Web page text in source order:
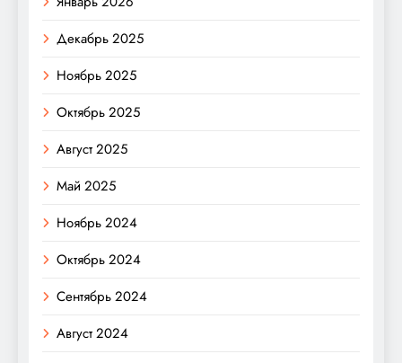
Декабрь 2025
Ноябрь 2025
Октябрь 2025
Август 2025
Май 2025
Ноябрь 2024
Октябрь 2024
Сентябрь 2024
Август 2024